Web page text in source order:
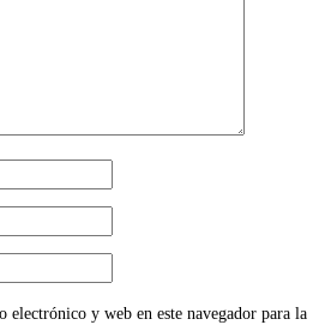
electrónico y web en este navegador para la